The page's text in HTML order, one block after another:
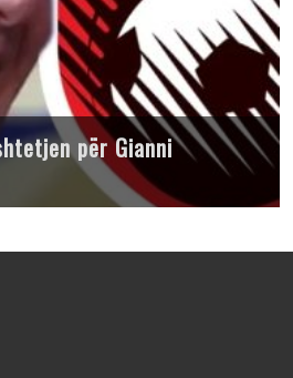
për Gianni